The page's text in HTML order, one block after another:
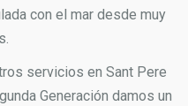
con el mar desde muy
servicios en Sant Pere
Generación damos un